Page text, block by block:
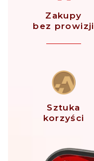
Zakupy
bez prowizji
Sztuka
korzyści